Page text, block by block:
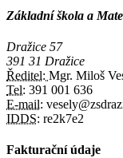
Základní škola a
Dražice 57
391 31 Dražice
Ředitel: Mgr. Miloš
Tel: 391 001 636
E-mail:
IDDS: re2k7e2
Fakturační údaje